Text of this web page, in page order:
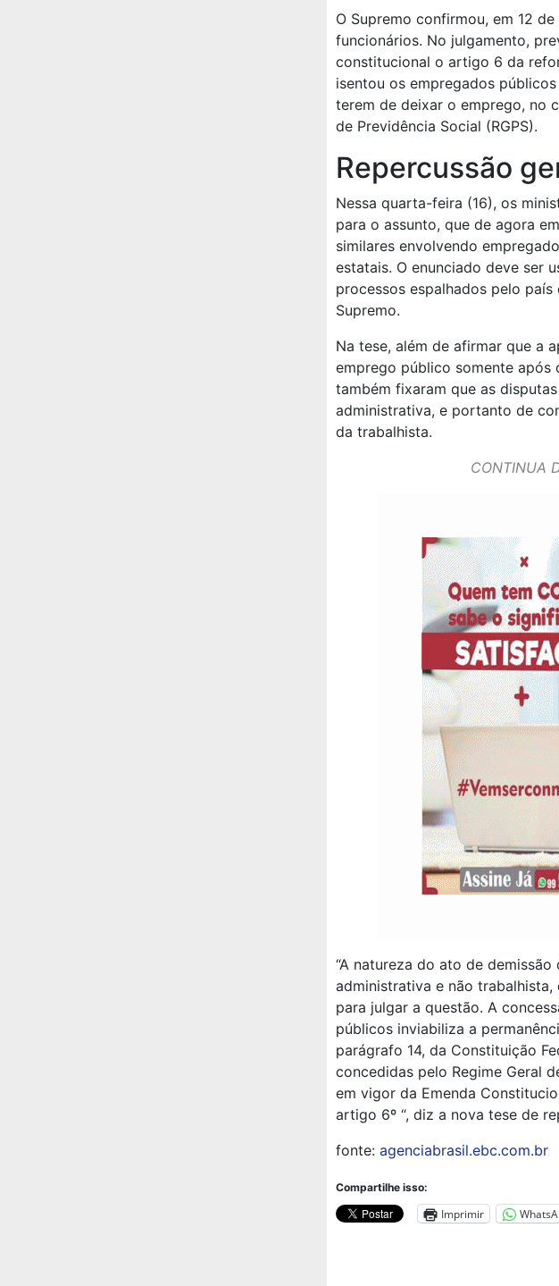
O Supremo confirmou, em 12
funcionários. No julgamento,
constitucional o artigo 6 da
isentou os empregados
terem de deixar o emprego, no
de Previdência Social (RGPS).
Repercussão
Nessa quarta-feira (16), os
para o assunto, que de agora
similares envolvendo
estatais. O enunciado deve ser
processos espalhados pelo
Supremo.
Na tese, além de afirmar que a
emprego público somente após
também fixaram que as
administrativa, e portanto de
da trabalhista.
CONTINUA
“A natureza do ato de
administrativa e não
para julgar a questão. A
públicos inviabiliza a
parágrafo 14, da Constituição
concedidas pelo Regime Geral
em vigor da Emenda
artigo 6º “, diz a nova tese de
fonte: agenciabrasil.ebc.com.br
Compartilhe isso:
Imprimir